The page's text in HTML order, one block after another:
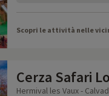
Scopri le attività nelle
Cerza Safari
Hermival les Vaux -